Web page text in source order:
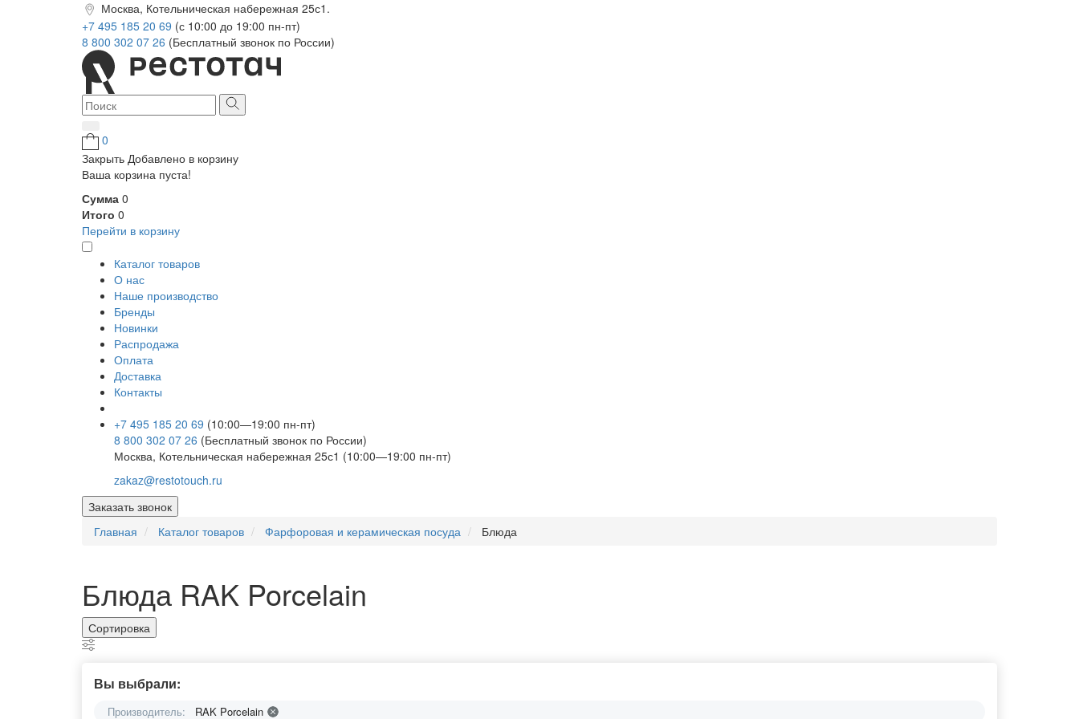
Москва, Котельническая набережная 25с1.
+7 495 185 20 69 (с 10:00 до 19:00 пн-пт)
8 800 302 07 26 (Бесплатный звонок по России)
0
Закрыть Добавлено в корзину
Ваша корзина пуста!
Сумма 0
Итого 0
Перейти в корзину
Каталог товаров
О нас
Наше производство
Бренды
Новинки
Распродажа
Оплата
Доставка
Контакты
+7 495 185 20 69 (10:00—19:00 пн-пт)
8 800 302 07 26 (Бесплатный звонок по России)
Москва, Котельническая набережная 25с1 (10:00—19:00 пн-пт)
zakaz@restotouch.ru
Заказать звонок
Главная
Каталог товаров Фарфоровая и керамическая посуда Блюда
Блюда RAK Porcelain
Сортировка
Вы выбрали:
Производитель: RAK Porcelain